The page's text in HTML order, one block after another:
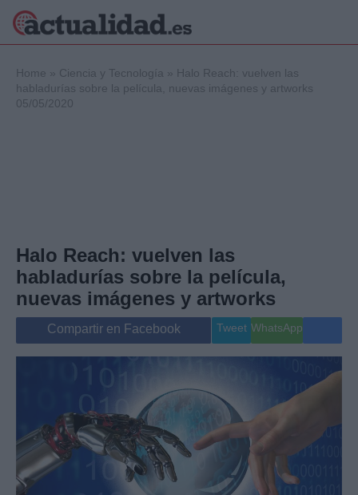
Internacional
Viajes
Gente
Musica
Home » Ciencia y Tecnología » Halo Reach: vuelven las
habladurías sobre la película, nuevas imágenes y artworks
05/05/2020
Halo Reach: vuelven las
habladurías sobre la película,
nuevas imágenes y artworks
Compartir en Facebook Tweet WhatsApp